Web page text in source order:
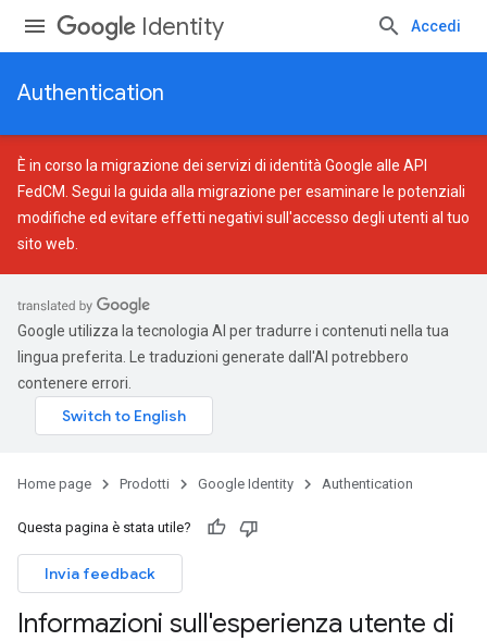
Identity Accedi
Authentication
È in corso la migrazione dei servizi di identità Google alle API
FedCM. Segui la guida alla migrazione per esaminare le potenziali
modifiche ed evitare effetti negativi sull'accesso degli utenti al tuo
sito web.
Google utilizza la tecnologia AI per tradurre i contenuti nella tua
lingua preferita. Le traduzioni generate dall'AI potrebbero
contenere errori.
Home page Prodotti Google Identity Authentication
Questa pagina è stata utile?
Invia feedback
Informazioni sull'esperienza utente di